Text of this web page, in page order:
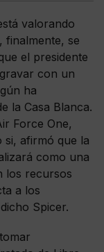
valorando
finalmente, se
el presidente
con un
ha
la Casa Blanca.
Force One,
si, afirmó que la
como una
los recursos
a los
Spicer.